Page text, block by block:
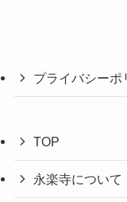
プライバシーポ
TOP
永楽寺について